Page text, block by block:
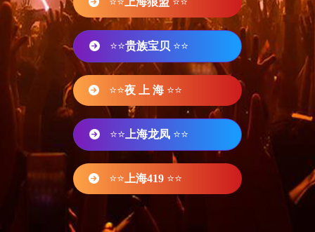
⭐⭐贵族宝贝 ⭐⭐
⭐⭐夜 上 海 ⭐⭐
⭐⭐ 上海龙凤 ⭐⭐
⭐⭐ 上海419 ⭐⭐